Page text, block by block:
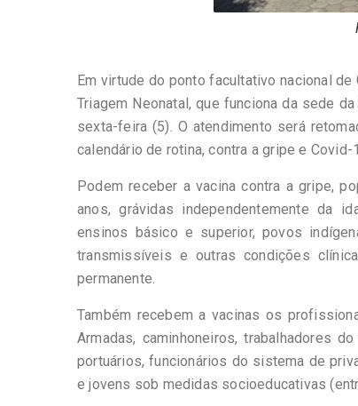
Em virtude do ponto facultativo nacional
Triagem Neonatal, que funciona da sede
sexta-feira (5). O atendimento será
calendário de rotina, contra a gripe e Covid-
Podem receber a vacina contra a gripe,
anos, grávidas independentemente da
ensinos básico e superior, povos
transmissíveis e outras condições
permanente.
Também recebem a vacinas os
Armadas, caminhoneiros, trabalhadores
portuários, funcionários do sistema de
e jovens sob medidas socioeducativas